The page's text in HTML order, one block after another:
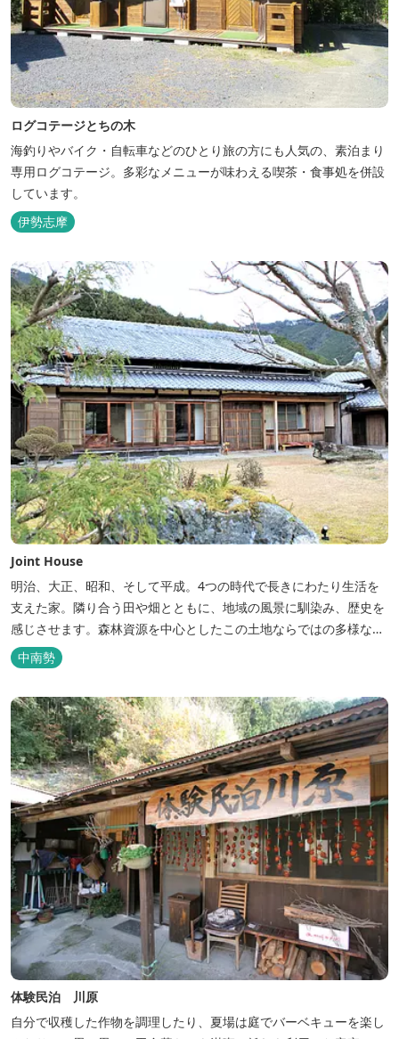
ログコテージとちの木
海釣りやバイク・自転車などのひとり旅の方にも人気の、素泊まり
専用ログコテージ。多彩なメニューが味わえる喫茶・食事処を併設
しています。
伊勢志摩
Joint House
明治、大正、昭和、そして平成。4つの時代で長きにわたり生活を
支えた家。隣り合う田や畑とともに、地域の風景に馴染み、歴史を
感じさせます。森林資源を中心としたこの土地ならではの多様な自
然環境の素晴らしさを伝える情報を発信し、そして多種多様な人材
と共有することで地域産業・地域社会の発展を図るNPO法人Joint
の...
中南勢
体験民泊 川原
自分で収穫した作物を調理したり、夏場は庭でバーベキューを楽し